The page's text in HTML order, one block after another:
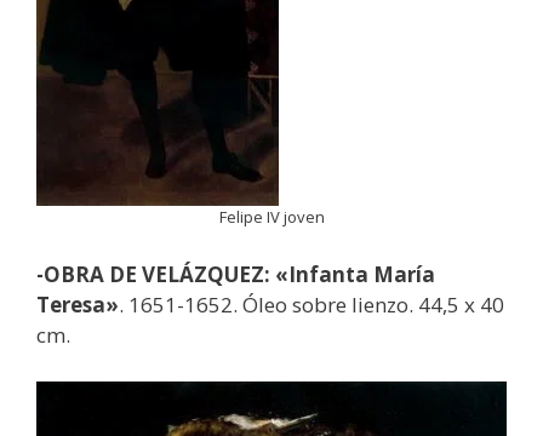
Felipe IV joven
-OBRA DE VELÁZQUEZ: «Infanta María
Teresa». 1651-1652. Óleo sobre lienzo. 44,5 x 40
cm.